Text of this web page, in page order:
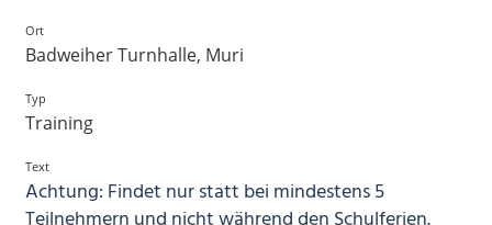
Ort
Badweiher Turnhalle, Muri
Typ
Training
Text
Achtung: Findet nur statt bei mindestens 5